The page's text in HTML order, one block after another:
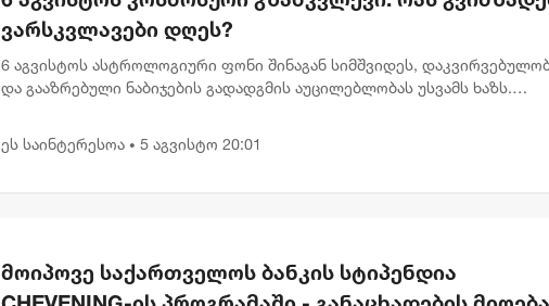
ვარსკვლავები დღეს?
6 აგვისტოს ასტროლოგიური ფონი შინაგან სიმშვიდეს,
და გააზრებული ნაბიჯების გადადგმის აუცილებლობას უსვამს ხაზს.
ეს საინტერესოა • 5 აგვისტო 20:01
მოიპოვე საქართველოს ბანკის სტიპენდია